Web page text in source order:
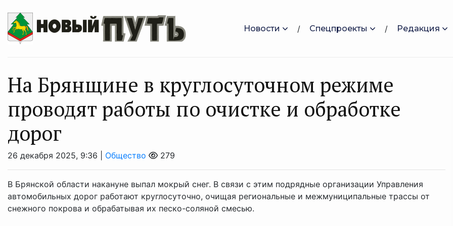
Новости Спецпроекты Редакция
На Брянщине в круглосуточном режиме
проводят работы по очистке и обработке
дорог
26 декабря 2025, 9:36 | Общество 279
В Брянской области накануне выпал мокрый снег. В связи с этим подрядные организации Управления
автомобильных дорог работают круглосуточно, очищая региональные и межмуниципальные трассы от
снежного покрова и обрабатывая их песко-соляной смесью.